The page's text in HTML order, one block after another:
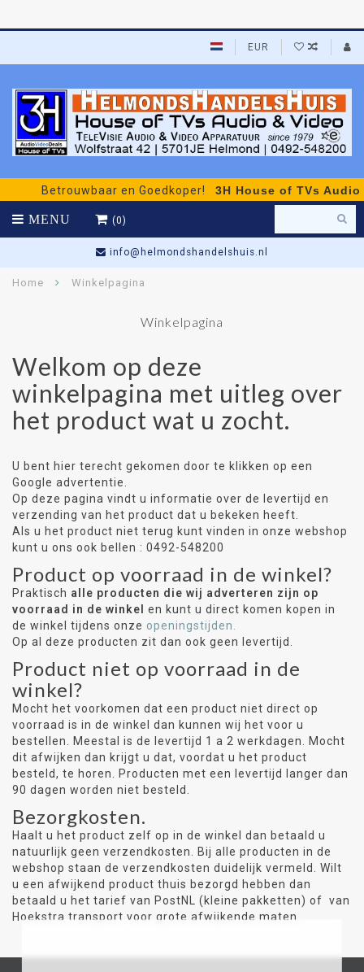
EUR
Betrouwbaar en Goedkoper!3H House of TVs Audio &
MENU (0)
info@helmondshandelshuis.nl
Home Winkelpagina
Winkelpagina
Welkom op deze
winkelpagina met uitleg over
het product wat u zocht.
U bent hier terecht gekomen door te klikken op een
Google advertentie.
Op deze pagina vindt u informatie over de levertijd en
verzending van het product dat u bekeken heeft.
Als u het product niet terug kunt vinden in onze webshop
kunt u ons ook bellen : 0492-548200
Product op voorraad in de winkel?
Praktisch alle producten die wij adverteren zijn op
voorraad in de winkel
en kunt u direct komen kopen in
de winkel tijdens onze openingstijden.
Op al deze producten zit dan ook geen levertijd.
Product niet op voorraad in de
winkel?
Mocht het voorkomen dat een product niet direct op
voorraad is in de winkel dan kunnen wij het voor u
bestellen. Meestal is de levertijd 1 a 2 werkdagen. Mocht
dit afwijken dan krijgt u dat, voordat u het product
besteld, te horen. Producten met een levertijd langer dan
90 dagen worden niet besteld.
Bezorgkosten.
Haalt u het product zelf op in de winkel dan betaald u
natuurlijk geen verzendkosten. Bij alle producten in de
webshop staan de verzendkosten duidelijk vermeld. Wilt
u een afwijkend product thuis bezorgd hebben dan
betaald u het tarief van PostNL (kleine pakketten) of van
Hoekstra transport voor grote afwijkende maten.